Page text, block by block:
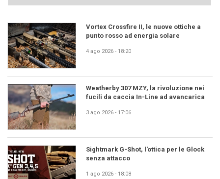
Vortex Crossfire II, le nuove ottiche a
punto rosso ad energia solare
4 ago 2026 - 18:20
Weatherby 307 MZY, la rivoluzione nei
fucili da caccia In-Line ad avancarica
3 ago 2026 - 17:06
Sightmark G-Shot, l'ottica per le Glock
senza attacco
1 ago 2026 - 18:08